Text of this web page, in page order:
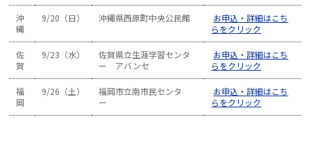
沖
縄
9/20（日） 沖縄県西原町中央公民館
お申込・詳細はこち
らをクリック
佐
賀
9/23（水）
佐賀県立生涯学習センタ
ー アバンセ
お申込・詳細はこち
らをクリック
福
岡
9/26（土）
福岡市立南市民センタ
ー
お申込・詳細はこち
らをクリック